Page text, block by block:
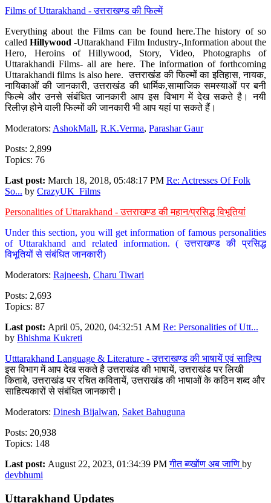
Films of Uttarakhand - उत्तराखण्ड की फिल्में
Everything about the Films can be found here.The history of so
calledHillywood-Uttarakhand Film Industry-,Information about the
Hero, Heroins of Hillywood, Story, Video, Photographs of
Uttarakhandi Films- all are here. The information of forthcoming
Uttarakhandi films is also here. उत्तराखंड की फिल्मों का इतिहास, नायक,
नायिकाओं की जानकारी, उत्तराखंड की धार्मिक,सामाजिक समस्याओं पर बनी
फिल्मे और उनसे संबंधित जानकारी आप इस विभाग में देख सकते है। नयी
रिलीज़ होने वाली फिल्मों की जानकारी भी आप यहां पा सकते हैं।
Moderators: AshokMall, R.K.Verma, Parashar Gaur
Posts: 2,899
Topics: 76
Last post: March 18, 2018, 05:48:17 PM Re: Actresses Of Folk
So... by CrazyUK_Films
Personalities of Uttarakhand - उत्तराखण्ड की महान/प्रसिद्ध विभूतियां
Under this section, you will get information of famous personalities
of Uttarakhand and related information. ( उत्तराखण्ड की प्रसिद्ध
विभूतियों से संबंधित जानकारी)
Moderators: Rajneesh, Charu Tiwari
Posts: 2,693
Topics: 87
Last post: April 05, 2020, 04:32:51 AM Re: Personalities of Utt...
by Bhishma Kukreti
Utttarakhand Language & Literature - उत्तराखण्ड की भाषायें एवं साहित्य
इस विभाग में आप देख सकते है उत्तराखंड की भाषायें, उत्तराखंड पर लिखी
किताबे, उत्तराखंड पर रचित कवितायें, उत्तराखंड की भाषाओं के कठिन शब्द और
साहित्यकारों से संबंधित जानकारी।
Moderators: Dinesh Bijalwan, Saket Bahuguna
Posts: 20,938
Topics: 148
Last post: August 22, 2023, 01:34:39 PMगीत ब्य्खोंण अब जाणि by
devbhumi
Uttarakhand Updates